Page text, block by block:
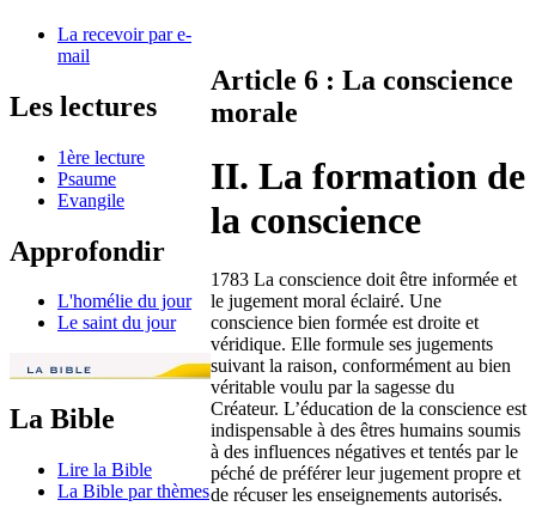
La recevoir par e-
mail
Les lectures
1ère lecture
Psaume
Evangile
Approfondir
L'homélie du jour
Le saint du jour
La Bible
Lire la Bible
La Bible par thèmes
Article 6 : La conscience
morale
II. La formation de
la conscience
1783 La conscience doit être informée et
le jugement moral éclairé. Une
conscience bien formée est droite et
véridique. Elle formule ses jugements
suivant la raison, conformément au bien
véritable voulu par la sagesse du
Créateur. L’éducation de la conscience est
indispensable à des êtres humains soumis
à des influences négatives et tentés par le
péché de préférer leur jugement propre et
de récuser les enseignements autorisés.